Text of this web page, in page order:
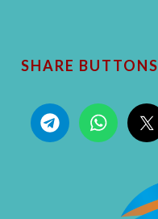
SHARE BUTTONS